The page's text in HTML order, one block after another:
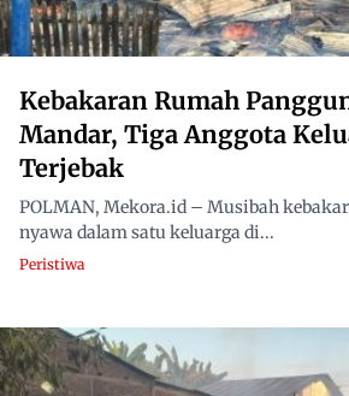
Kebakaran Rumah
Mandar, Tiga Anggota
Terjebak
POLMAN, Mekora.id – Musibah
nyawa dalam satu keluarga di...
Peristiwa